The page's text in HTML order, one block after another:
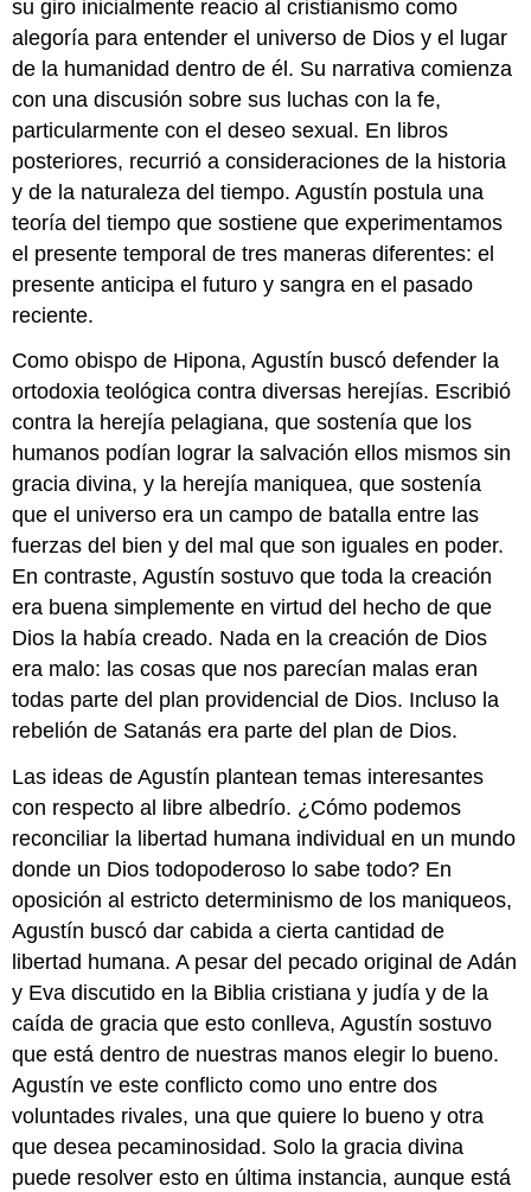
su giro inicialmente reacio al cristianismo como
alegoría para entender el universo de Dios y el lugar
de la humanidad dentro de él. Su narrativa comienza
con una discusión sobre sus luchas con la fe,
particularmente con el deseo sexual. En libros
posteriores, recurrió a consideraciones de la historia
y de la naturaleza del tiempo. Agustín postula una
teoría del tiempo que sostiene que experimentamos
el presente temporal de tres maneras diferentes: el
presente anticipa el futuro y sangra en el pasado
reciente.
Como obispo de Hipona, Agustín buscó defender la
ortodoxia teológica contra diversas herejías. Escribió
contra la herejía pelagiana, que sostenía que los
humanos podían lograr la salvación ellos mismos sin
gracia divina, y la herejía maniquea, que sostenía
que el universo era un campo de batalla entre las
fuerzas del bien y del mal que son iguales en poder.
En contraste, Agustín sostuvo que toda la creación
era buena simplemente en virtud del hecho de que
Dios la había creado. Nada en la creación de Dios
era malo: las cosas que nos parecían malas eran
todas parte del plan providencial de Dios. Incluso la
rebelión de Satanás era parte del plan de Dios.
Las ideas de Agustín plantean temas interesantes
con respecto al libre albedrío. ¿Cómo podemos
reconciliar la libertad humana individual en un mundo
donde un Dios todopoderoso lo sabe todo? En
oposición al estricto determinismo de los maniqueos,
Agustín buscó dar cabida a cierta cantidad de
libertad humana. A pesar del pecado original de Adán
y Eva discutido en la Biblia cristiana y judía y de la
caída de gracia que esto conlleva, Agustín sostuvo
que está dentro de nuestras manos elegir lo bueno.
Agustín ve este conflicto como uno entre dos
voluntades rivales, una que quiere lo bueno y otra
que desea pecaminosidad. Solo la gracia divina
puede resolver esto en última instancia, aunque está